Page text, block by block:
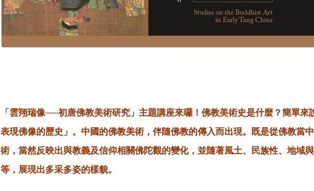
「雲翔瑞像──初唐佛教美術研究」主題講座來囉！佛教美術史是什麼？簡單來
表現佛像的歷史」。中國的佛教美術，伴隨佛教的傳入而出現。既是從佛教當
術，當然反映出與教義及信仰相關佛陀觀的變化，並隨著風土、民族性、地域
等，展現出多采多姿的樣貌。